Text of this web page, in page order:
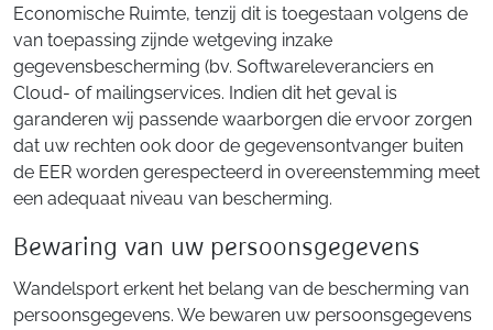
Economische Ruimte, tenzij dit is toegestaan volgens de
van toepassing zijnde wetgeving inzake
gegevensbescherming (bv. Softwareleveranciers en
Cloud- of mailingservices. Indien dit het geval is
garanderen wij passende waarborgen die ervoor zorgen
dat uw rechten ook door de gegevensontvanger buiten
de EER worden gerespecteerd in overeenstemming meet
een adequaat niveau van bescherming.
Bewaring van uw persoonsgegevens
Wandelsport erkent het belang van de bescherming van
persoonsgegevens. We bewaren uw persoonsgegevens